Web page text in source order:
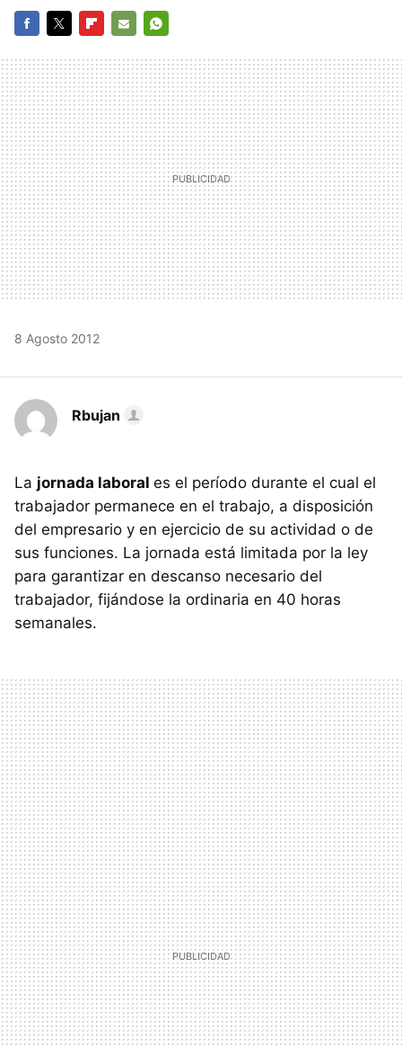
MAIL
8 Agosto 2012
Rbujan
La jornada laboral es el período durante el cual el
trabajador permanece en el trabajo, a disposición
del empresario y en ejercicio de su actividad o de
sus funciones. La jornada está limitada por la ley
para garantizar en descanso necesario del
trabajador, fijándose la ordinaria en 40 horas
semanales.